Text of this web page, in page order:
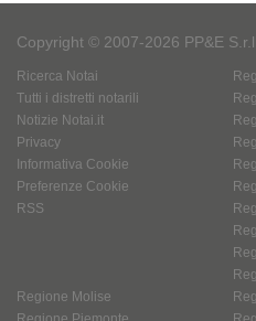
Copyright © 2007-2026 PP&E
Ricerca Notai
Tutti i distretti notarili
Notizie Notai.it
Privacy
Informativa Cookie
Preferenze Cookie
RSS
Regione Molise